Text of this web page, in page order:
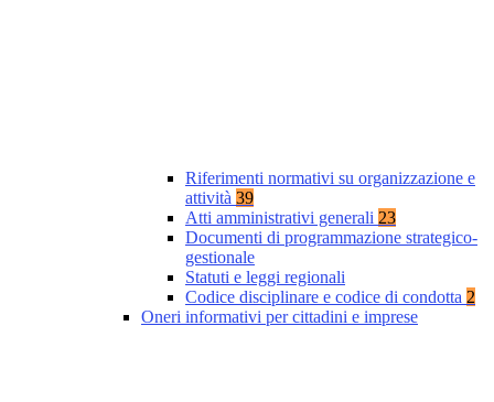
Riferimenti normativi su organizzazione e
attività 39
Atti amministrativi generali 23
Documenti di programmazione strategico-
gestionale
Statuti e leggi regionali
Codice disciplinare e codice di condotta 2
Oneri informativi per cittadini e imprese